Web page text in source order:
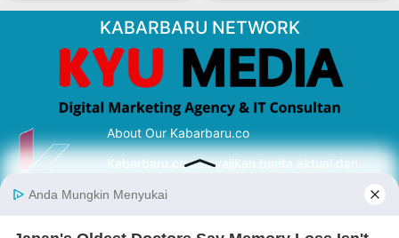
KABARBARU NETWORK
About Our Kabarbaru.co
Kabarbaru.co menyajikan berita aktual dan
serta terverifikasi dari sumber yang tepat.